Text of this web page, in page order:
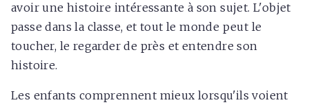
avoir une histoire intéressante à son sujet. L'objet
passe dans la classe, et tout le monde peut le
toucher, le regarder de près et entendre son
histoire.
Les enfants comprennent mieux lorsqu'ils voient